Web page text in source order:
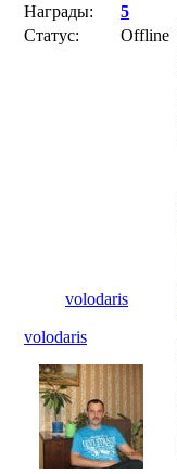
Награды:
5
Статус:
Offline
volodaris
volodaris